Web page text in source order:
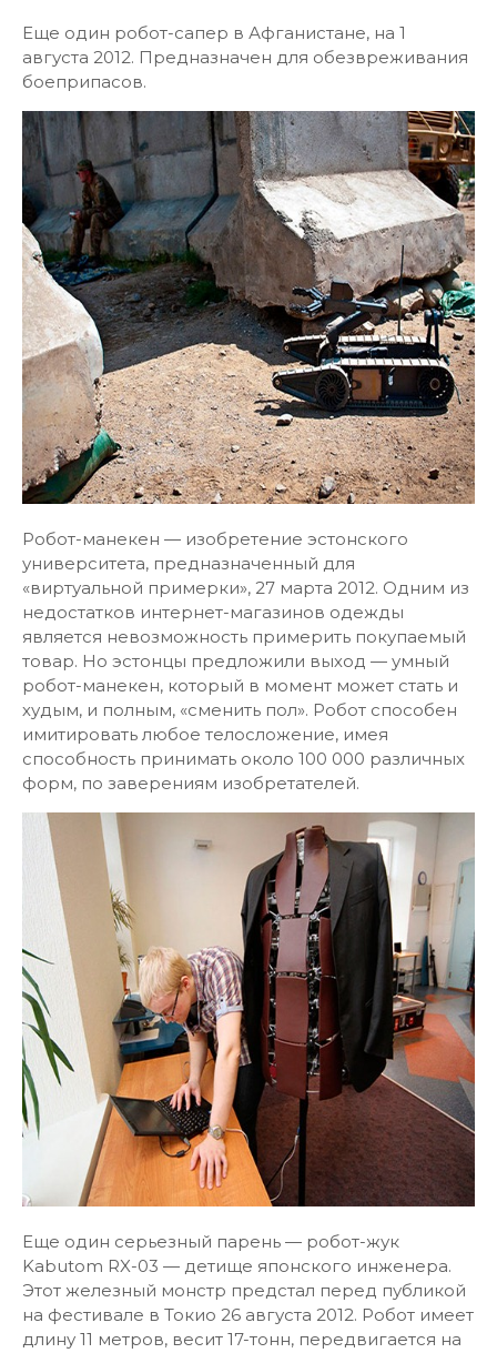
Еще один робот-сапер в Афганистане, на 1
августа 2012. Предназначен для обезвреживания
боеприпасов.
Робот-манекен — изобретение эстонского
университета, предназначенный для
«виртуальной примерки», 27 марта 2012. Одним из
недостатков интернет-магазинов одежды
является невозможность примерить покупаемый
товар. Но эстонцы предложили выход — умный
робот-манекен, который в момент может стать и
худым, и полным, «сменить пол». Робот способен
имитировать любое телосложение, имея
способность принимать около 100 000 различных
форм, по заверениям изобретателей.
Еще один серьезный парень — робот-жук
Kabutom RX-03 — детище японского инженера.
Этот железный монстр предстал перед публикой
на фестивале в Токио 26 августа 2012. Робот имеет
длину 11 метров, весит 17-тонн, передвигается на